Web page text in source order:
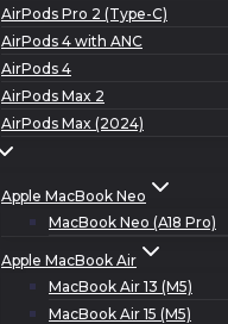
AirPods Pro 2 (Type-C)
AirPods 4 with ANC
AirPods 4
AirPods Max 2
AirPods Max (2024)
Apple MacBook Neo
MacBook Neo (A18 Pro)
Apple MacBook Air
MacBook Air 13 (M5)
MacBook Air 15 (M5)